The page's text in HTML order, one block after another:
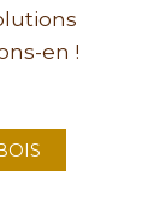
en !